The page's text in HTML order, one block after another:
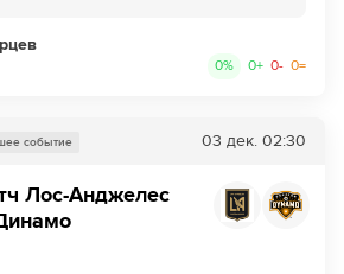
0% 0+ 0- 0=
событие 03 дек. 02:30
Лос-Анджелес